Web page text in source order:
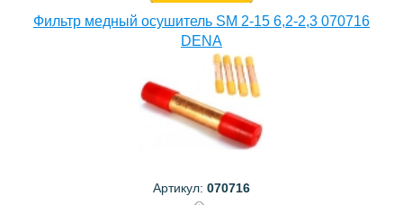
Фильтр медный осушитель SM 2-15 6,2-2,3 070716
DENA
Артикул: 070716